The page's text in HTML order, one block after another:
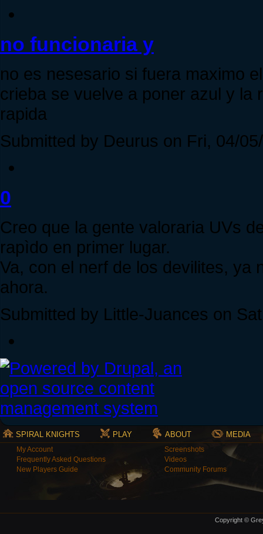
no funcionaria y
no es nesesario si fuera maximo
crieba se vuelve a poner azul y la
rapida
Submitted by Deurus on Fri, 04/
0
Creo que la gente valoraria UVs
rapìdo en primer lugar.
Va, con el nerf de los devilites, ya
ahora.
Submitted by Little-Juances on
SPIRAL KNIGHTS PLAY ABOUT MEDIA
My Account
Frequently Asked Questions
New Players Guide
Screenshots
Videos
Community Forums
Copyright ©